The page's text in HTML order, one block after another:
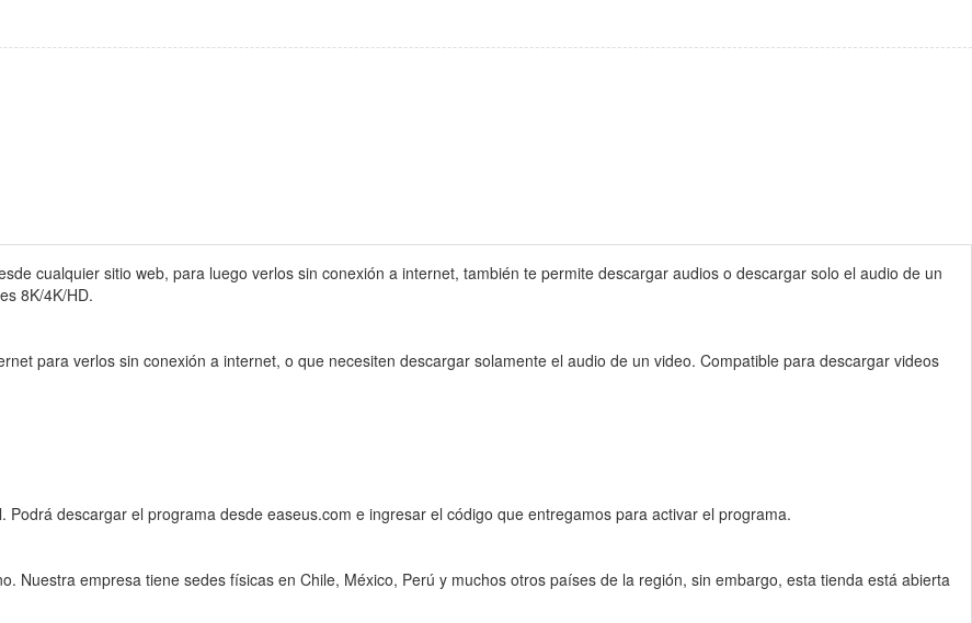
cualquier sitio web, para luego verlos sin conexión a internet, también te permite descargar audios o descargar solo el audio de un
8K/4K/HD.
para verlos sin conexión a internet, o que necesiten descargar solamente el audio de un video. Compatible para descargar videos
descargar el programa desde easeus.com e ingresar el código que entregamos para activar el programa.
Nuestra empresa tiene sedes físicas en Chile, México, Perú y muchos otros países de la región, sin embargo, esta tienda está abierta